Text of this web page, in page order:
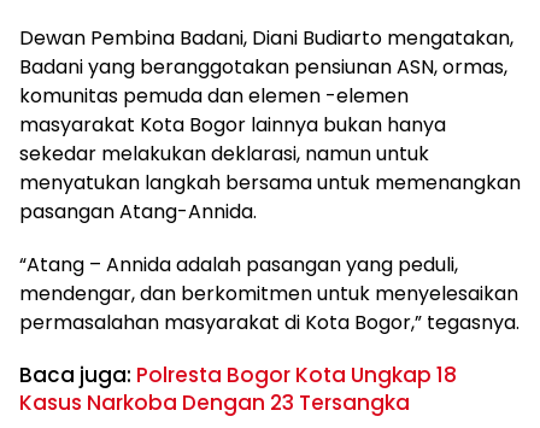
Dewan Pembina Badani, Diani Budiarto mengatakan,
Badani yang beranggotakan pensiunan ASN, ormas,
komunitas pemuda dan elemen -elemen
masyarakat Kota Bogor lainnya bukan hanya
sekedar melakukan deklarasi, namun untuk
menyatukan langkah bersama untuk memenangkan
pasangan Atang-Annida.
“Atang – Annida adalah pasangan yang peduli,
mendengar, dan berkomitmen untuk menyelesaikan
permasalahan masyarakat di Kota Bogor,” tegasnya.
Baca juga: Polresta Bogor Kota Ungkap 18
Kasus Narkoba Dengan 23 Tersangka